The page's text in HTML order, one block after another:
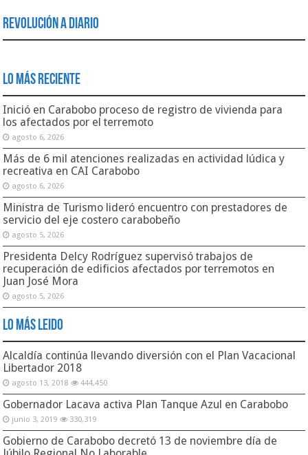
Revolución a Diario
Lo Más Reciente
Inició en Carabobo proceso de registro de vivienda para
los afectados por el terremoto
agosto 6, 2026
Más de 6 mil atenciones realizadas en actividad lúdica y
recreativa en CAI Carabobo
agosto 6, 2026
Ministra de Turismo lideró encuentro con prestadores de
servicio del eje costero carabobeño
agosto 5, 2026
Presidenta Delcy Rodríguez supervisó trabajos de
recuperación de edificios afectados por terremotos en
Juan José Mora
agosto 5, 2026
Lo Más Leido
Alcaldía continúa llevando diversión con el Plan Vacacional
Libertador 2018
agosto 13, 2018 444,450
Gobernador Lacava activa Plan Tanque Azul en Carabobo
junio 3, 2019 330,319
Gobierno de Carabobo decretó 13 de noviembre día de